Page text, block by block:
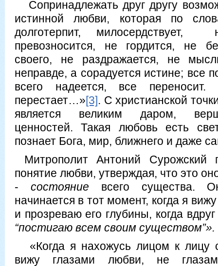
Сопринадлежать друг другу
истинной любви, которая по
долготерпит,
превозносится, не гордится, не
своего, не раздражается, не
неправде, а сорадуется истине; все
всего надеется, все
перестает…»[3]. С христианской
является великим даром,
ценностей. Такая любовь есть
познает Бога, мир, ближнего и даже
Митрополит Антоний Сурожский
понятие любви, утверждая, что это
- состояние всего существа.
начинается в тот момент, когда я
и прозреваю его глубины, когда
“постигаю всем своим существом”».
«Когда я нахожусь лицом к лицу
вижу глазами любви, не